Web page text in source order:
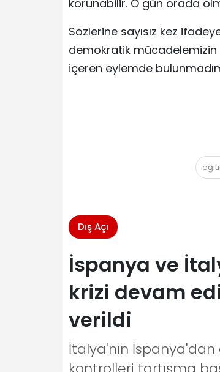
korunabilir. O gün orada
Sözlerine sayısız kez
demokratik
içeren eylemde
Dış Açı
İspanya ve
krizi devam
verildi
İtalya'nın İspanya'dan